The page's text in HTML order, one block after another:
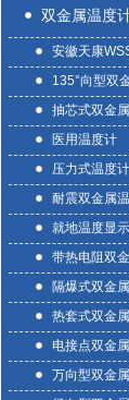
双金属温度
安徽天康
135°向型双
抽芯式双金
医用温度计
压力式温度计
耐震双金属
就地温度显
带热电阻双
隔爆式双金
热套式双金
电接点双金
万向型双金